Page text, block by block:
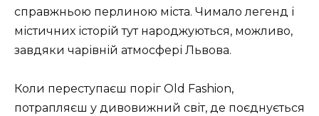
справжньою перлиною міста. Чимало легенд і
містичних історій тут народжуються, можливо,
завдяки чарівній атмосфері Львова.
Коли переступаєш поріг Old Fashion,
потрапляєш у дивовижний світ, де поєднується